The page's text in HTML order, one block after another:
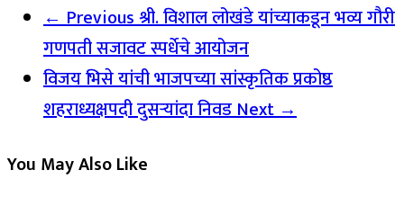
← Previousश्री. विशाल लोखंडे यांच्याकडून भव्य गौरी
गणपती सजावट स्पर्धेचे आयोजन
विजय भिसे यांची भाजपच्या सांस्कृतिक प्रकोष्ठ
शहराध्यक्षपदी दुसऱ्यांदा निवडNext →
You May Also Like